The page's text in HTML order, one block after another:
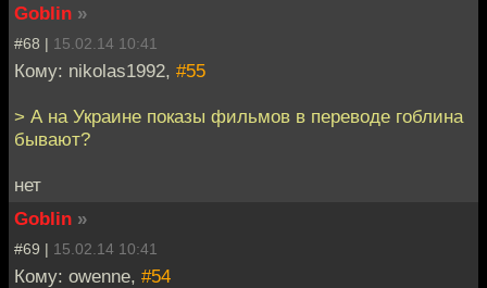
Goblin »
#68 | 15.02.14 10:41
Кому: nikolas1992, #55
> А на Украине показы фильмов в переводе гоблина
бывают?
нет
Goblin »
#69 | 15.02.14 10:41
Кому: owenne, #54